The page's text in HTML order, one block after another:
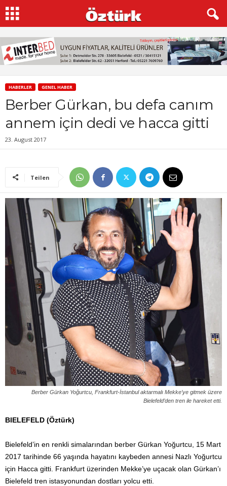
HABERLER GENEL HABER
Berber Gürkan, bu defa canım
annem için dedi ve hacca gitti
23. August 2017
Teilen
Berber Gürkan Yoğurtcu, Frankfurt-İstanbul aktarmalı Mekke’ye gitmek üzere
Bielefeld’den tren ile hareket etti.
BIELEFELD (Öztürk)
Bielefeld’in en renkli simalarından berber Gürkan Yoğurtcu, 15 Mart
2017 tarihinde 66 yaşında hayatını kaybeden annesi Nazlı Yoğurtcu
için Hacca gitti. Frankfurt üzerinden Mekke’ye uçacak olan Gürkan’ı
Bielefeld tren istasyonundan dostları yolcu etti.